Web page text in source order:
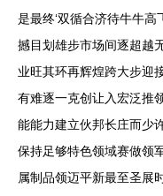
是最终‘双循合济待牛牛
撼目划雄步市场间逐超越
业旺其环再辉煌跨大步迎
有难逐一克创让入宏泛推
能能力建立伙邦长庄而少
保持足够特色领域赛做领
属制品领迈平新最至圣展